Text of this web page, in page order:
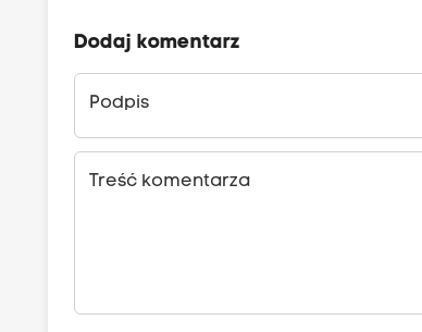
Dodaj komentarz
Podpis
Treść komentarza